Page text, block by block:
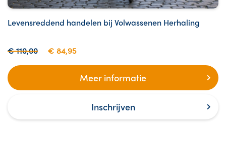
Levensreddend handelen bij Volwassenen Herhaling
€ 110,00 € 84,95
Meer informatie
Inschrijven